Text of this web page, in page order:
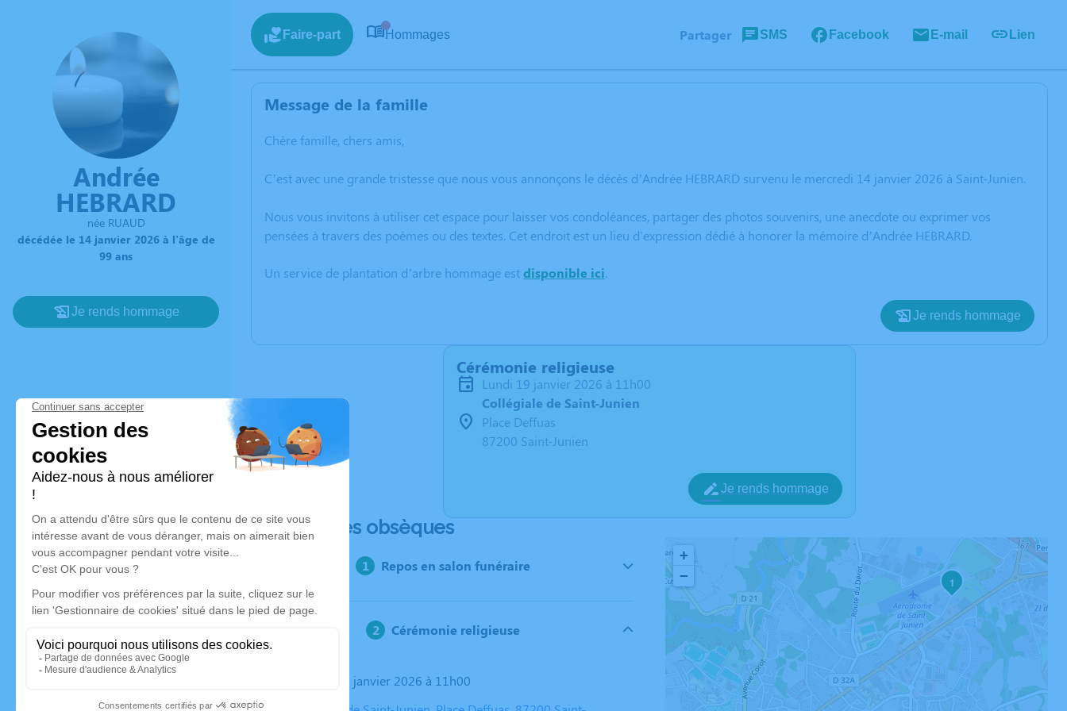
Andrée
HEBRARD
née RUAUD
décédée le 14 janvier 2026 à l'âge de
99 ans
Je rends hommage
Faire-part Hommages Partager SMS Facebook E-mail Lien
Message de la famille
Chère famille, chers amis,
C’est avec une grande tristesse que nous vous annonçons le décès d’Andrée HEBRARD survenu le mercredi 14 janvier 2026 à Saint-Junien.
Nous vous invitons à utiliser cet espace pour laisser vos condoléances, partager des photos souvenirs, une anecdote ou exprimer vos
pensées à travers des poèmes ou des textes. Cet endroit est un lieu d'expression dédié à honorer la mémoire d’Andrée HEBRARD.
Un service de plantation d’arbre hommage estdisponible ici.
Je rends hommage
Cérémonie religieuse
lundi 19 janvier 2026 à 11h00
Collégiale de Saint-Junien
Place Deffuas
87200 Saint-Junien
Je rends hommage
Déroulé des obsèques
Repos en salon funéraire
Cérémonie religieuse
Le lundi 19 janvier 2026 à 11h00
1
+
−